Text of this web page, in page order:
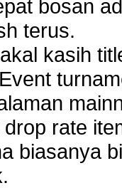
bosan
terus.
kasih
rate
biasanya